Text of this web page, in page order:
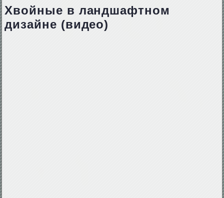
Хвойные в ландшафтном
дизайне (видео)